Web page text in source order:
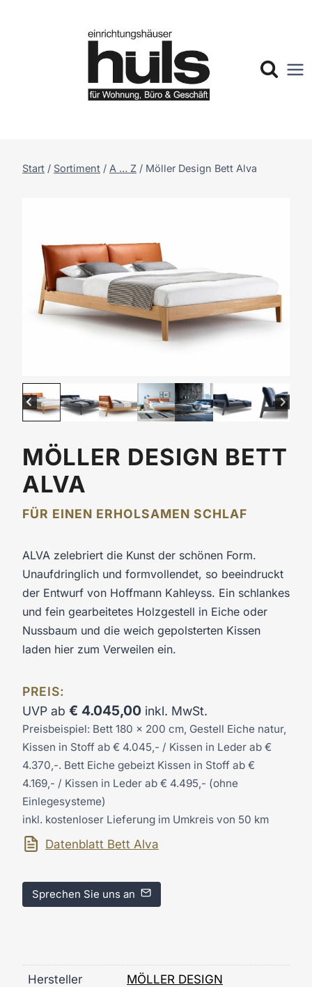
Start / Sortiment / A … Z / Möller Design Bett Alva
MÖLLER DESIGN BETT
ALVA
FÜR EINEN ERHOLSAMEN SCHLAF
ALVA zelebriert die Kunst der schönen Form.
Unaufdringlich und formvollendet, so beeindruckt
der Entwurf von Hoffmann Kahleyss. Ein schlankes
und fein gearbeitetes Holzgestell in Eiche oder
Nussbaum und die weich gepolsterten Kissen
laden hier zum Verweilen ein.
PREIS:
UVP ab € 4.045,00 inkl. MwSt.
Preisbeispiel: Bett 180 x 200 cm, Gestell Eiche natur,
Kissen in Stoff ab € 4.045,- / Kissen in Leder ab €
4.370,-. Bett Eiche gebeizt Kissen in Stoff ab €
4.169,- / Kissen in Leder ab € 4.495,- (ohne
Einlegesysteme)
inkl. kostenloser Lieferung im Umkreis von 50 km
Datenblatt Bett Alva
Sprechen Sie uns an
Hersteller MÖLLER DESIGN